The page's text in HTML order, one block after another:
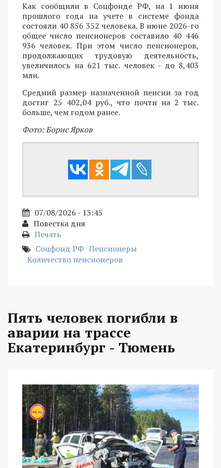
Как сообщили в Соцфонде РФ, на 1 июня
прошлого года на учете в системе фонда
состояли 40 856 352 человека. В июне 2026-го
общее число пенсионеров составило 40 446
936 человек. При этом число пенсионеров,
продолжающих трудовую деятельность,
увеличилось на 621 тыс. человек - до 8,403
млн.
Средний размер назначенной пенсии за год
достиг 25 402,04 руб., что почти на 2 тыс.
больше, чем годом ранее.
Фото: Борис Ярков
07/08/2026 - 13:45
Повестка дня
Печать
Соцфонд РФ Пенсионеры
Количество пенсионеров
Пять человек погибли в
аварии на трассе
Екатеринбург - Тюмень